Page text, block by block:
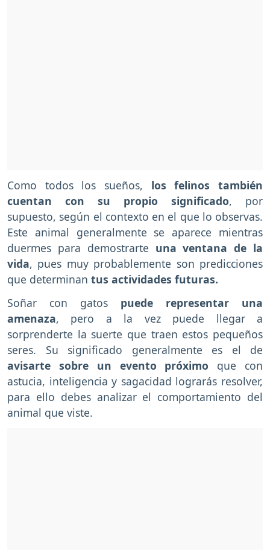
Como todos los sueños, los felinos también
cuentan con su propio significado, por
supuesto, según el contexto en el que lo observas.
Este animal generalmente se aparece mientras
duermes para demostrarte una ventana de la
vida, pues muy probablemente son predicciones
que determinan tus actividades futuras.
Soñar con gatos puede representar una
amenaza, pero a la vez puede llegar a
sorprenderte la suerte que traen estos pequeños
seres. Su significado generalmente es el de
avisarte sobre un evento próximo que con
astucia, inteligencia y sagacidad lograrás resolver,
para ello debes analizar el comportamiento del
animal que viste.